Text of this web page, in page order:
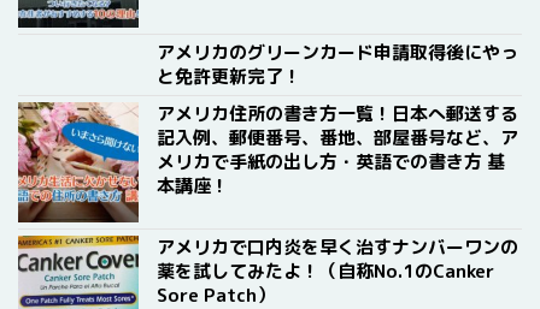
アメリカのグリーンカード申請取得後にやっ
と免許更新完了！
アメリカ住所の書き方一覧！日本へ郵送する
記入例、郵便番号、番地、部屋番号など、ア
メリカで手紙の出し方・英語での書き方 基
本講座！
アメリカで口内炎を早く治すナンバーワンの
薬を試してみたよ！（自称No.1のCanker
Sore Patch）